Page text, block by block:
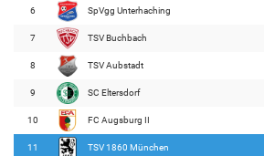
6 SpVgg Unterhaching
7 TSV Buchbach
8 TSV Aubstadt
9 SC Eltersdorf
10 FC Augsburg II
11 TSV 1860 München